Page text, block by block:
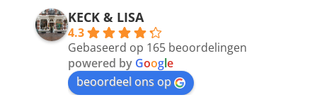
address
KECK & LISA
4.3
Gebaseerd op 165 beoordelingen
powered by Google
beoordeel ons op